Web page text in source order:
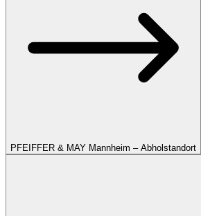
PFEIFFER & MAY Mannheim – Abholstandort